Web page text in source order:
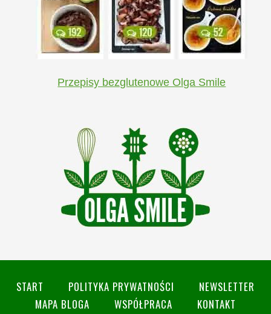
Przepisy bezglutenowe Olga Smile
START POLITYKA PRYWATNOŚCI
NEWSLETTER
MAPA BLOGA
WSPÓŁPRACA
KONTAKT